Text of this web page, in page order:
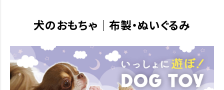
犬のおもちゃ｜布製・ぬいぐるみ